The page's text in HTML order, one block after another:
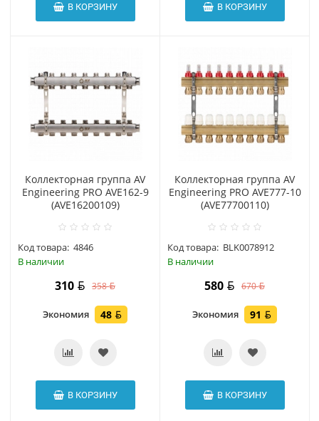
В КОРЗИНУ В КОРЗИНУ
Коллекторная группа AV
Engineering PRO AVE162-9
(AVE16200109)
Код товара: 4846
В наличии
310 358
Экономия 48
В КОРЗИНУ
Коллекторная группа AV
Engineering PRO AVE777-10
(AVE77700110)
Код товара: BLK0078912
В наличии
580 670
Экономия 91
В КОРЗИНУ